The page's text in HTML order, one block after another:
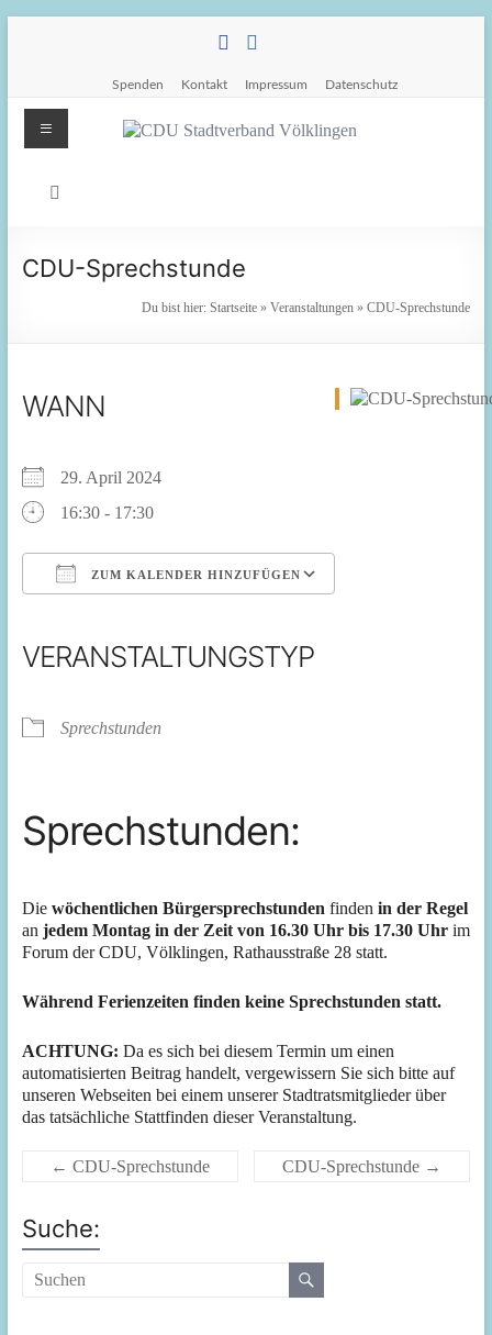
Spenden Kontakt Impressum Datenschutz
CDU
Völklingen
Völklingen.
Menü
CDU-Sprechstunde
Du bist hier:Startseite »Veranstaltungen »CDU-Sprechstunde
WANN
29. April 2024
16:30 - 17:30
ZUM KALENDER HINZUFÜGEN
VERANSTALTUNGSTYP
Sprechstunden
Sprechstunden:
Die wöchentlichen Bürgersprechstunden finden in der Regel
an jedem Montag in der Zeit von 16.30 Uhr bis 17.30 Uhrim
Forum der CDU, Völklingen, Rathausstraße 28 statt.
Während Ferienzeiten finden keine Sprechstunden statt.
ACHTUNG: Da es sich bei diesem Termin um einen
automatisierten Beitrag handelt, vergewissern Sie sich bitte auf
unseren Webseiten bei einem unserer Stadtratsmitglieder über
das tatsächliche Stattfinden dieser Veranstaltung.
← CDU-Sprechstunde CDU-Sprechstunde →
Suche: